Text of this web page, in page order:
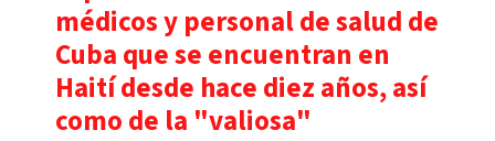
médicos y personal de salud de
Cuba que se encuentran en
Haití desde hace diez años, así
como de la "valiosa"